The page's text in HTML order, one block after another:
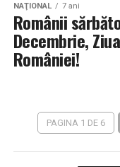
NAŢIONAL 7 ani
Românii
Decembrie,
României!
PAGINA 1 DE 6